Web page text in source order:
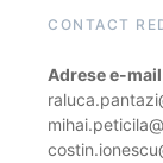
CONTACT
Adrese e-mail